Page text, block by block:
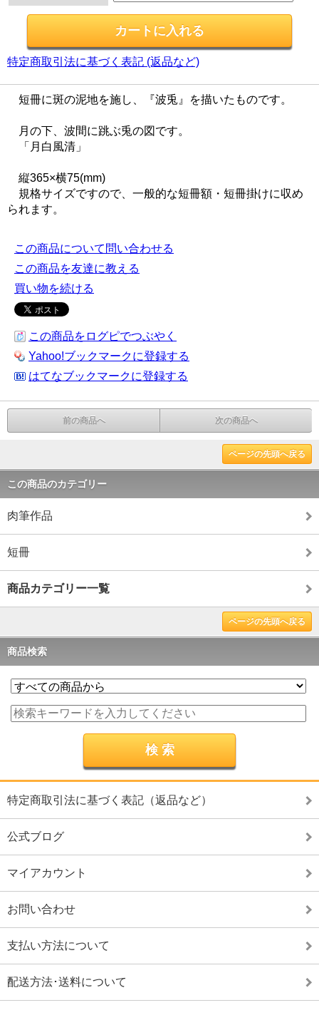
特定商取引法に基づく表記 (返品など)
短冊に斑の泥地を施し、『波兎』を描いたものです。
月の下、波間に跳ぶ兎の図です。
「月白風清」
縦365×横75(mm)
規格サイズですので、一般的な短冊額・短冊掛けに収め
られます。
この商品について問い合わせる
この商品を友達に教える
買い物を続ける
この商品をログピでつぶやく
Yahoo!ブックマークに登録する
はてなブックマークに登録する
前の商品へ 次の商品へ
ページの先頭へ戻る
この商品のカテゴリー
肉筆作品
短冊
商品カテゴリー一覧
ページの先頭へ戻る
商品検索
特定商取引法に基づく表記（返品など）
公式ブログ
マイアカウント
お問い合わせ
支払い方法について
配送方法･送料について